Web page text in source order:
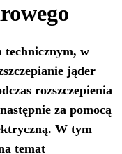
technicznym, w
jąder
rozszczepienia
za pomocą
W tym
temat